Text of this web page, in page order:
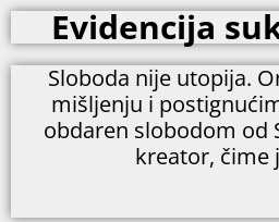
Evidencija
Sloboda nije utopija.
mišljenju i
obdaren slobodom od
kreator, čime